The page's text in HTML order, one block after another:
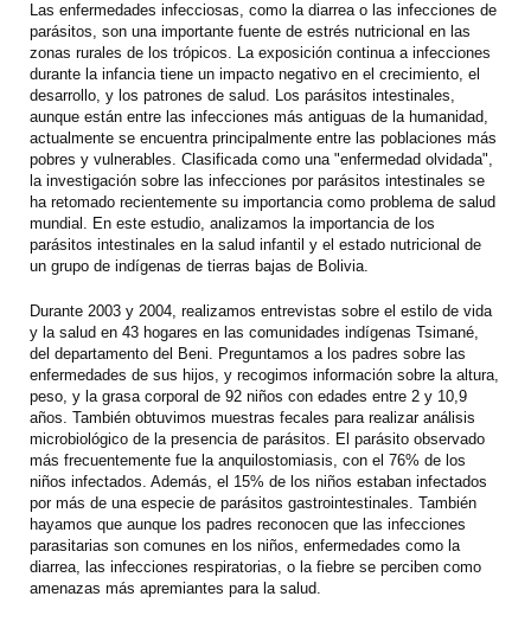
Las enfermedades infecciosas, como la diarrea o las infecciones de
parásitos, son una importante fuente de estrés nutricional en las
zonas rurales de los trópicos. La exposición continua a infecciones
durante la infancia tiene un impacto negativo en el crecimiento, el
desarrollo, y los patrones de salud. Los parásitos intestinales,
aunque están entre las infecciones más antiguas de la humanidad,
actualmente se encuentra principalmente entre las poblaciones más
pobres y vulnerables. Clasificada como una "enfermedad olvidada",
la investigación sobre las infecciones por parásitos intestinales se
ha retomado recientemente su importancia como problema de salud
mundial. En este estudio, analizamos la importancia de los
parásitos intestinales en la salud infantil y el estado nutricional de
un grupo de indígenas de tierras bajas de Bolivia.
Durante 2003 y 2004, realizamos entrevistas sobre el estilo de vida
y la salud en 43 hogares en las comunidades indígenas Tsimané,
del departamento del Beni. Preguntamos a los padres sobre las
enfermedades de sus hijos, y recogimos información sobre la altura,
peso, y la grasa corporal de 92 niños con edades entre 2 y 10,9
años. También obtuvimos muestras fecales para realizar análisis
microbiológico de la presencia de parásitos. El parásito observado
más frecuentemente fue la anquilostomiasis, con el 76% de los
niños infectados. Además, el 15% de los niños estaban infectados
por más de una especie de parásitos gastrointestinales. También
hayamos que aunque los padres reconocen que las infecciones
parasitarias son comunes en los niños, enfermedades como la
diarrea, las infecciones respiratorias, o la fiebre se perciben como
amenazas más apremiantes para la salud.